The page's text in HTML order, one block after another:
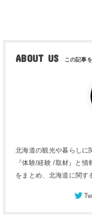
ABOUT US
北海道の観光や暮らしに
『体験/経験 /取材』と
をまとめ、北海道に関す